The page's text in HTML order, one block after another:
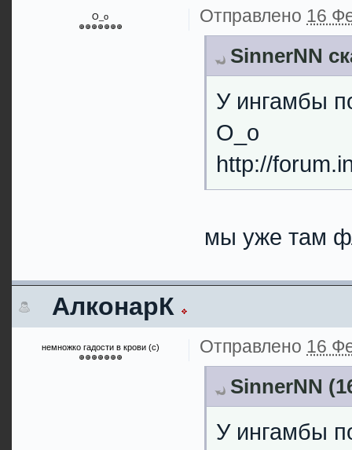
О_о Отправлено 16
SinnerNN
У ингамбы
О_о
http://
мы уже там
АлконарК
немножко гадости в крови (с) Отправлено 16
SinnerNN
У ингамбы